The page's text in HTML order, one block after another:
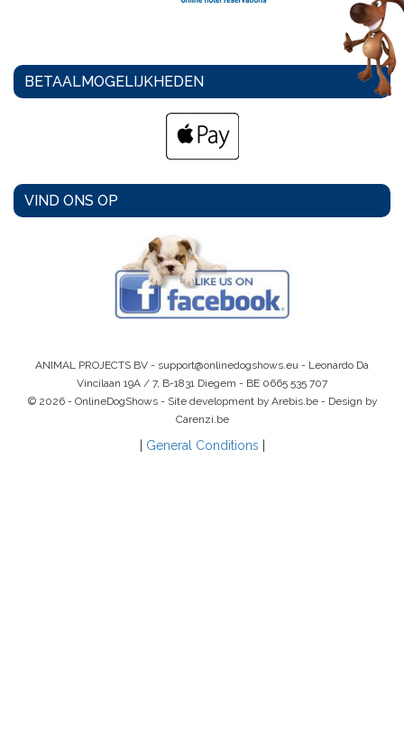
BETAALMOGELIJKHEDEN
VIND ONS OP
ANIMAL PROJECTS BV - support@onlinedogshows.eu - Leonardo Da
Vincilaan 19A / 7, B-1831 Diegem - BE 0665 535 707
© 2026 - OnlineDogShows - Site development by Arebis.be - Design by
Carenzi.be
General Conditions